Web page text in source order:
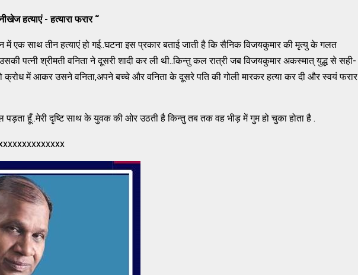
हत्याएं - हत्यारा फरार “
में एक साथ तीन हत्याएं हो गई..घटना इस प्रकार बताई जाती है कि सैनिक विजयकुमार की मृत्यु के गलत
पत्नी श्रीमती वनिता ने दूसरी शादी कर ली थी..किन्तु कल रात्री जब विजयकुमार अकस्मात् युद्ध से सही-
क्रोध में आकर उसने वनिता,अपने बच्चे और वनिता के दूसरे पति की गोली मारकर हत्या कर दी और स्वयं फरार
हूँ..मेरी दृष्टि साथ के युवक की ओर उठती है किन्तु तब तक वह भीड़ में गुम हो चुका होता है .